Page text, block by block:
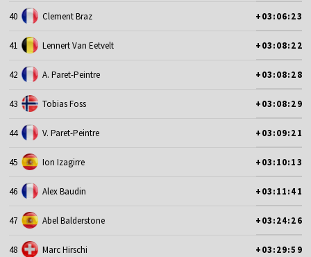
40 Clement Braz +03:06:23
41 Lennert Van Eetvelt +03:08:22
42 A. Paret-Peintre +03:08:28
43 Tobias Foss +03:08:29
44 V. Paret-Peintre +03:09:21
45 Ion Izagirre +03:10:13
46 Alex Baudin +03:11:41
47 Abel Balderstone +03:24:26
48 Marc Hirschi +03:29:59